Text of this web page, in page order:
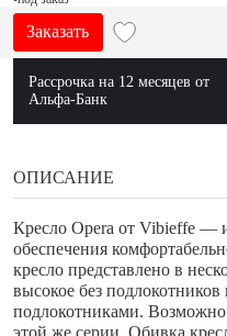
Заказать
Рассрочка на 12 месяцев от
Альфа-Банк
ОПИСАНИЕ
Кресло Opera от Vibieffe —
обеспечения
кресло представлено в
высокое без
подлокотниками. Возможно